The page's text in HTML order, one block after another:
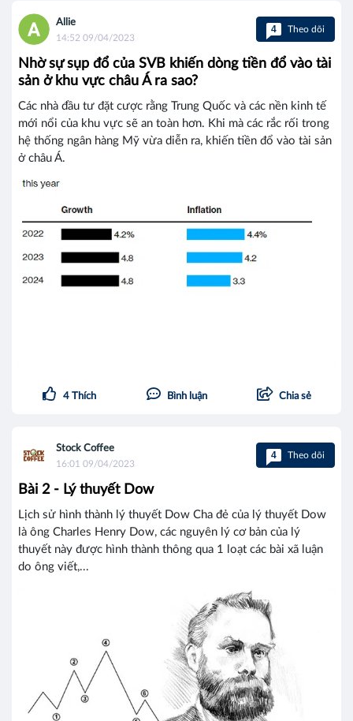
Allie
14:52 09/04/2023
4 Theo dõi
Nhờ sự sụp đổ của SVB khiến dòng tiền đổ vào tài
sản ở khu vực châu Á ra sao?
Các nhà đầu tư đặt cược rằng Trung Quốc và các nền kinh tế
mới nổi của khu vực sẽ an toàn hơn. Khi mà các rắc rối trong
hệ thống ngân hàng Mỹ vừa diễn ra, khiến tiền đổ vào tài sản
ở châu Á.
4 Thích Bình luận Chia sẻ
Stock Coffee
16:01 09/04/2023
4 Theo dõi
Bài 2 - Lý thuyết Dow
Lịch sử hình thành lý thuyết Dow Cha đẻ của lý thuyết Dow
là ông Charles Henry Dow, các nguyên lý cơ bản của lý
thuyết này được hình thành thông qua 1 loạt các bài xã luận
do ông viết,...